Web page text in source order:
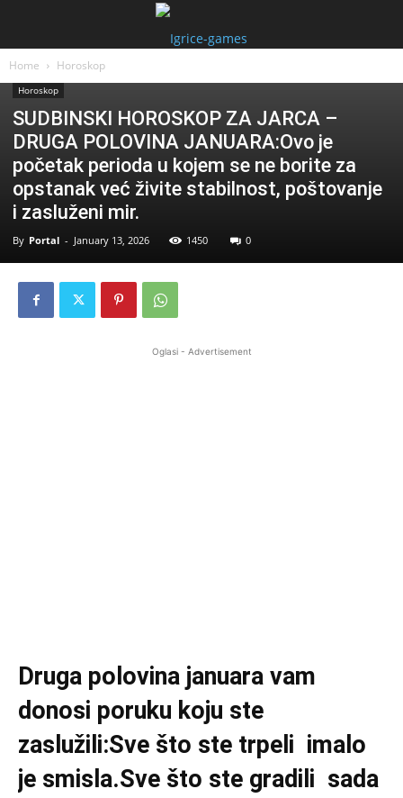
Home Horoskop
Horoskop
SUDBINSKI HOROSKOP ZA JARCA –
DRUGA POLOVINA JANUARA:Ovo je
početak perioda u kojem se ne borite za
opstanak već živite stabilnost, poštovanje
i zasluženi mir.
By Portal - January 13, 2026 1450 0
Oglasi - Advertisement
Druga polovina januara vam
donosi poruku koju ste
zaslužili:Sve što ste trpeli imalo
je smisla.Sve što ste gradili sada